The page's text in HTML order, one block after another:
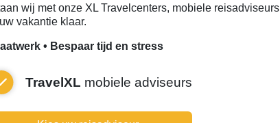
wij met onze XL Travelcenters, mobiele reisadviseurs
vakantie klaar.
• Bespaar tijd en stress
TravelXL mobiele adviseurs